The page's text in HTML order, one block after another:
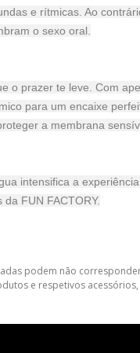
e rítmicas. Ao
o sexo oral.
prazer te leve. Com
para um encaixe
a membrana
intensifica a
FUN FACTORY.
podem não
e respetivos